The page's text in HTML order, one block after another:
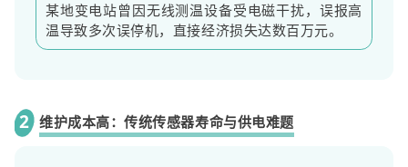
某地变电站曾因无线测温设备受电磁干扰，误报高
温导致多次误停机，直接经济损失达数百万元。
2 维护成本高：传统传感器寿命与供电难题